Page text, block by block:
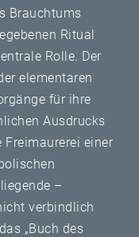
Brauchtums
Ritual
Rolle. Der
elementaren
für ihre
Ausdrucks
einer
–
verbindlich
„Buch des